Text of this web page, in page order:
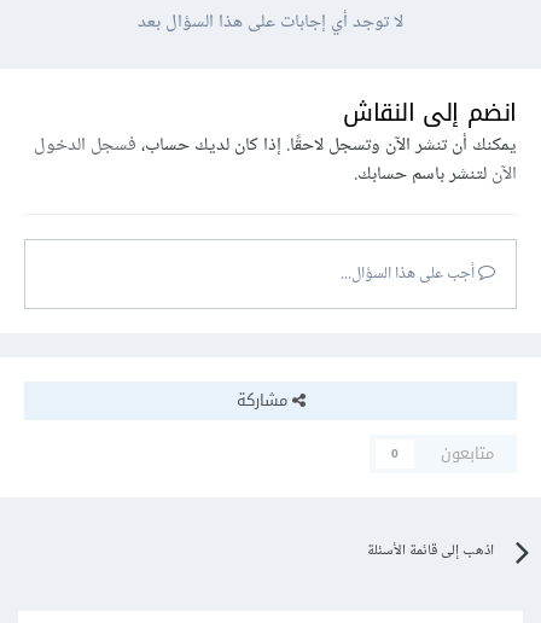
لا توجد أي إجابات على هذا السؤال بعد
انضم إلى النقاش
يمكنك أن تنشر الآن وتسجل لاحقًا. إذا كان لديك حساب،فسجل الدخول
الآنلتنشر باسم حسابك.
أجب على هذا السؤال...
مشاركة
متابعون
0
اذهب إلى قائمة الأسئلة